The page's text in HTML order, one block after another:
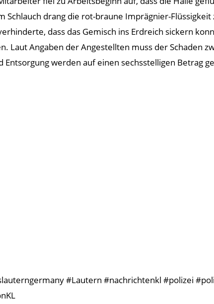
Schlauch drang die rot-braune Imprägnier-
dass das Gemisch ins Erdreich sickern
Laut Angaben der Angestellten muss der Schaden
Entsorgung werden auf einen sechsstelligen Betrag
#Lautern #nachrichtenkl #polizei